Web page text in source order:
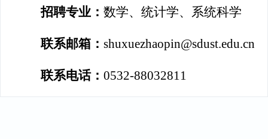
招聘专业：数学、统计学、系统科学
联系邮箱：shuxuezhaopin@sdust.edu.cn
联系电话：0532-88032811